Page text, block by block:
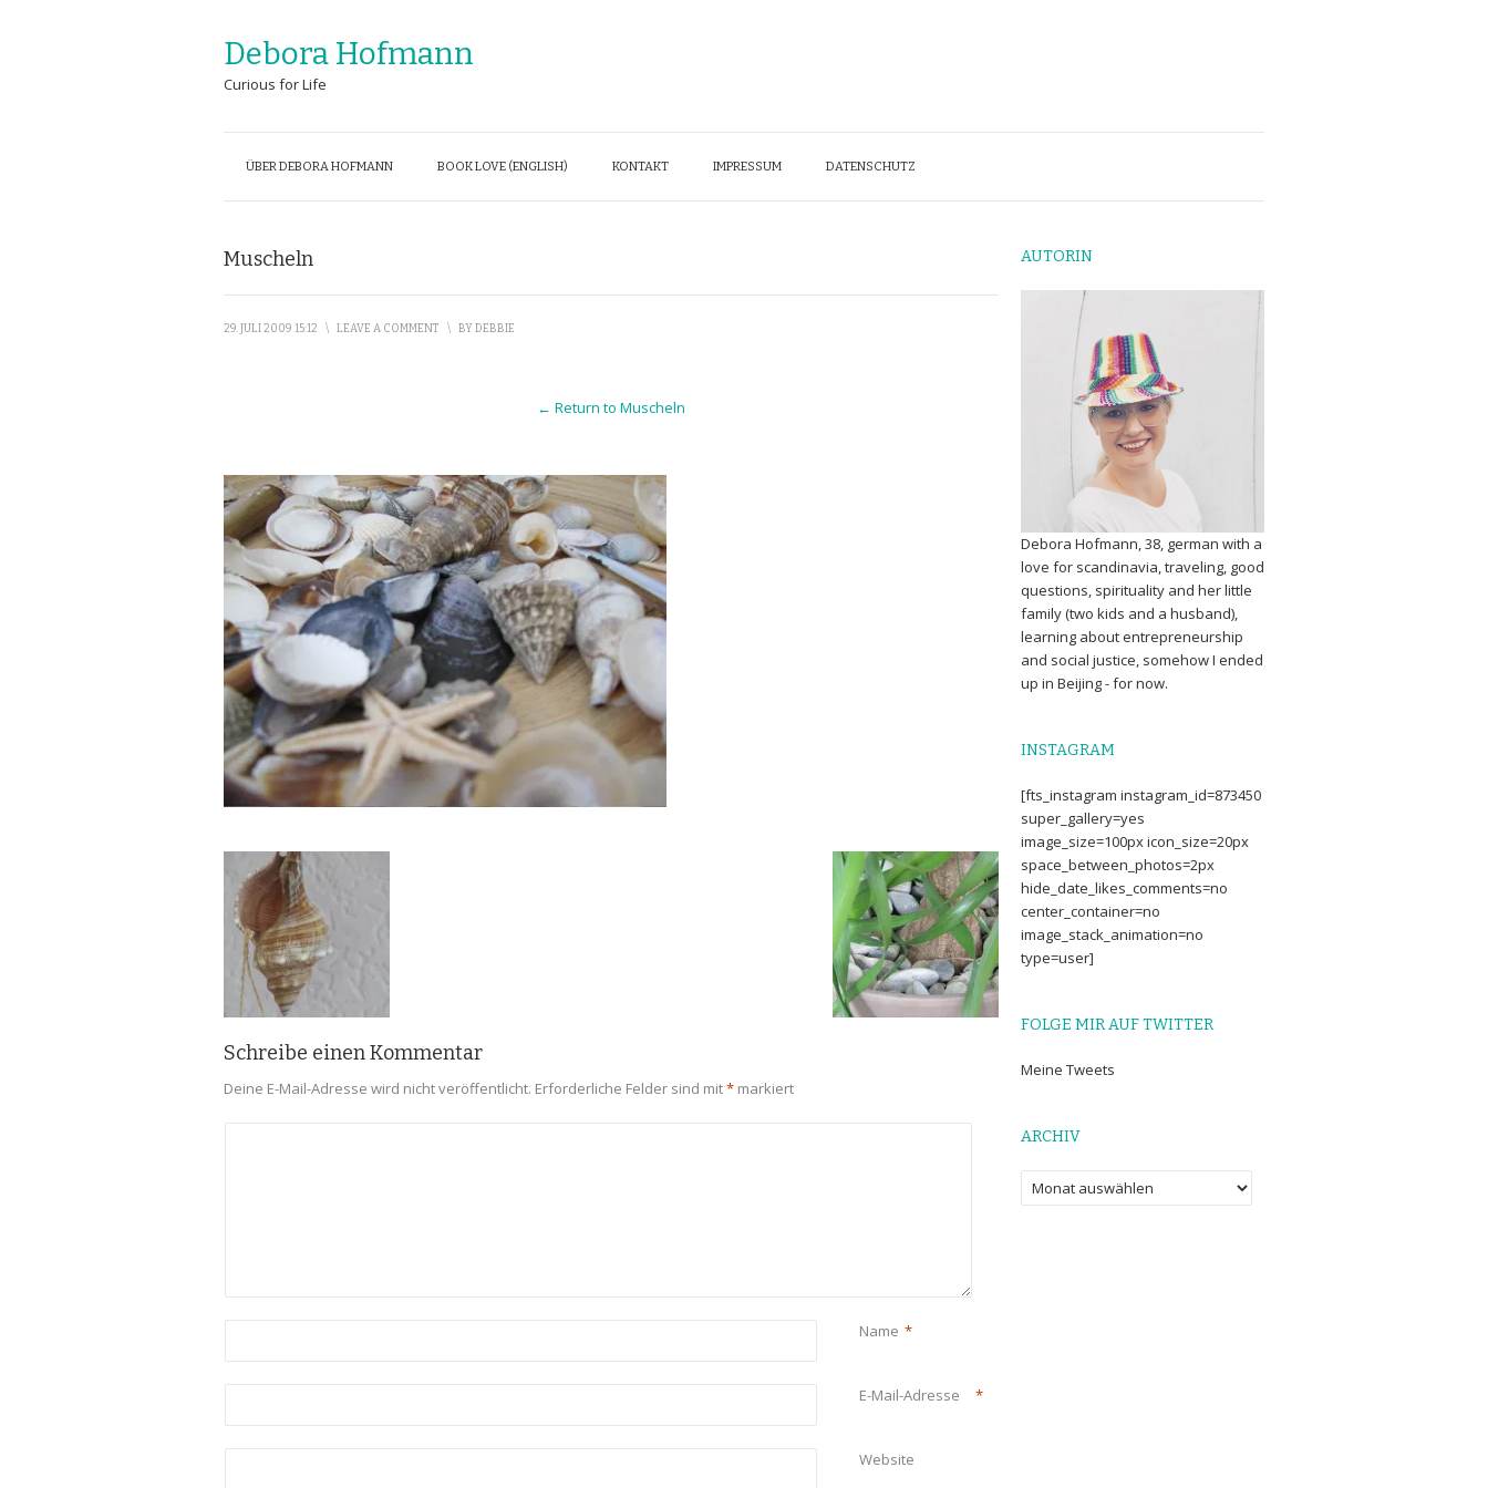
Debora Hofmann
Curious for Life
ÜBER DEBORA HOFMANN BOOK LOVE (ENGLISH) KONTAKT IMPRESSUM DATENSCHUTZ
Muscheln
29. JULI 2009 15:12 \ LEAVE A COMMENT \ BYDEBBIE
← Return to Muscheln
Schreibe einen Kommentar
Deine E-Mail-Adresse wird nicht veröffentlicht. Erforderliche Felder sind mit* markiert
Name *
E-Mail-Adresse *
Website
AUTORIN
Debora Hofmann, 38, german with a
love for scandinavia, traveling, good
questions, spirituality and her little
family (two kids and a husband),
learning about entrepreneurship
and social justice, somehow I ended
up in Beijing - for now.
INSTAGRAM
[fts_instagram instagram_id=873450
super_gallery=yes
image_size=100px icon_size=20px
space_between_photos=2px
hide_date_likes_comments=no
center_container=no
image_stack_animation=no
type=user]
FOLGE MIR AUF TWITTER
Meine Tweets
ARCHIV
Archiv